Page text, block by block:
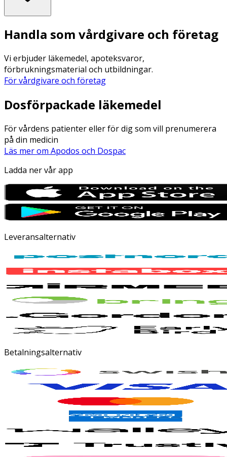
Handla som vårdgivare och företag
Vi erbjuder läkemedel, apoteksvaror,
förbrukningsmaterial och utbildningar.
För vårdgivare och företag
Dosförpackade läkemedel
För vårdens patienter eller för dig som vill prenumerera
på din medicin
Läs mer om Apodos och Dospac
Ladda ner vår app
Leveransalternativ
Betalningsalternativ